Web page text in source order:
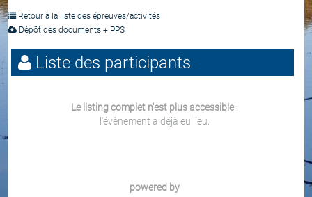
Retour à la liste des épreuves/activités
Dépôt des documents + PPS
Liste des participants
Le listing complet n'est plus accessible:
l'évènement a déjà eu lieu.
powered by